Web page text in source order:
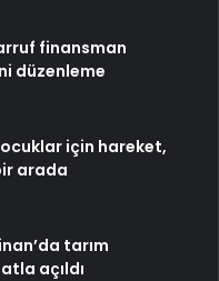
finansman
düzenleme
için hareket,
arada
tarım
açıldı